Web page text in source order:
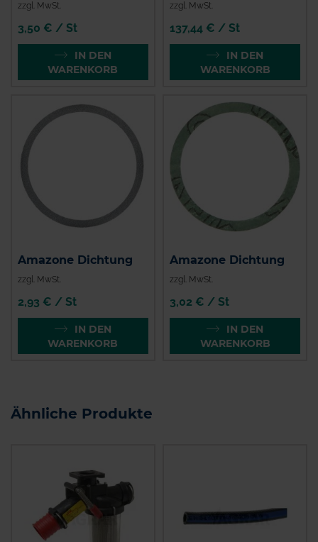
zzgl. MwSt.
3,50 € / St
IN DEN
WARENKORB
zzgl. MwSt.
137,44 € / St
IN DEN
WARENKORB
Amazone Dichtung
zzgl. MwSt.
2,93 € / St
IN DEN
WARENKORB
Amazone Dichtung
zzgl. MwSt.
3,02 € / St
IN DEN
WARENKORB
Ähnliche Produkte